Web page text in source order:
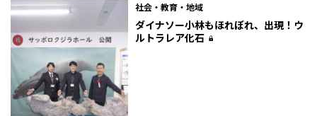
社会・教育・地域
ダイナソー小林もほれぼれ、出現！ウ
ルトラレア化石